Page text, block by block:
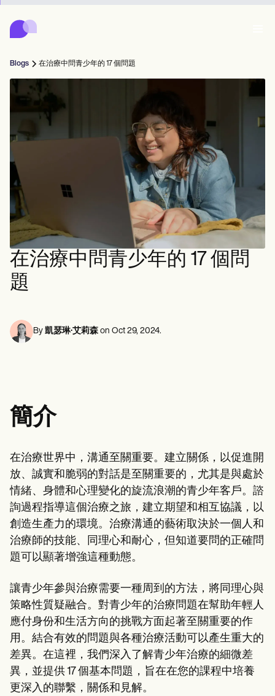
Carepatron
Product
健康紀錄
帳單
合規
遠程醫療
實務管理
Community
單人練習者
新執業者
團隊
輔導員
教練
言語病理學家
整脊師
心理健康專業人員
社會工作者
心理學家
護士
資源指南
比較
應用程式指南
ICD 代碼
Procedure Codes
超級票據模板
肥皂筆記範本
治療計劃範本
Informed Consent Form
Social Work Treatment Plans
DAR Note Template
Patient Visit Summary Template
Help Center
Training Hub
Webinars
Switch to Carepatron
Become a Partner
Pricing
Why Carepatron?
Login
Get started
聯繫
預約排程
Online booking
Automatic reminders
訊息
Client messaging
SMS and email
照護
會面
Telehealth video
In session notes
記錄
AI Scribe
Clinical notes
完成
治療
ePrescribe
Treatment plans
收費
Invoicing and payments
Insurance claims
診所管理
合規與安全
Carepatron AI
查看完整工作流程
Who we're for
Behavioral
Counselors
Mental health
Psychologists
Therapists
Dentists
Nurse practitioners
Nurses
Physicians
Psychiatrists
Allied
Dietitians
Nutritionists
Occupational therapists
Physical therapists
Social workers
Speech therapists
Wellness
Acupuncturists
Chiropractors
Health coaches
Life coaches
Get started for free
Book a demo
登入
Blogs 在治療中問青少年的 17 個問題
在治療中問青少年的 17 個問
題
By 凱瑟琳·艾莉森 on Oct 29, 2024.
簡介
在治療世界中，溝通至關重要。建立關係，以促進開
放、誠實和脆弱的對話是至關重要的，尤其是與處於
情緒、身體和心理變化的旋流浪潮的青少年客戶。諮
詢過程指導這個治療之旅，建立期望和相互協議，以
創造生產力的環境。治療溝通的藝術取決於一個人和
治療師的技能、同理心和耐心，但知道要問的正確問
題可以顯著增強這種動態。
讓青少年參與治療需要一種周到的方法，將同理心與
策略性質疑融合。對青少年的治療問題在幫助年輕人
應付身份和生活方向的挑戰方面起著至關重要的作
用。結合有效的問題與各種治療活動可以產生重大的
差異。在這裡，我們深入了解青少年治療的細微差
異，並提供 17 個基本問題，旨在在您的課程中培養
更深入的聯繫，關係和見解。